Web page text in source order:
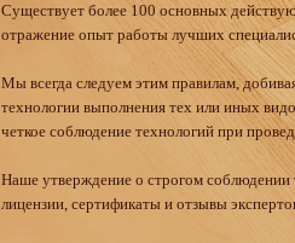
Существует более 100 основных
отражение опыт работы лучших
Мы всегда следуем этим правилам,
технологии выполнения тех или иных
четкое соблюдение технологий при
Наше утверждение о строгом соблюдении
лицензии, сертификаты и отзывы